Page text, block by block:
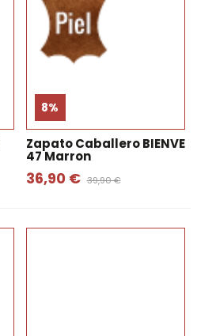
8%
Zapato Caballero BIENVE
47 Marron
36,90 € 39,90 €